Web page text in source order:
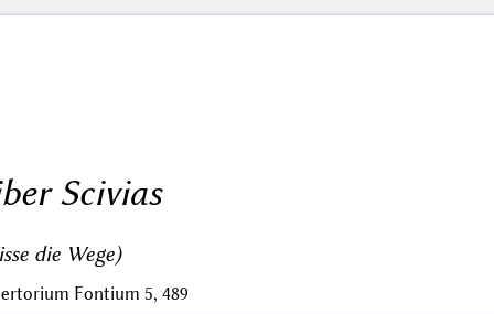
Scivias
die Wege)
Fontium 5, 489